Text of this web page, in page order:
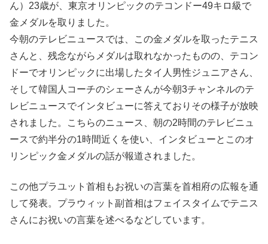
ん）23歳が、東京オリンピックのテコンドー49キロ級で
金メダルを取りました。
今朝のテレビニュースでは、この金メダルを取ったテニス
さんと、残念ながらメダルは取れなかったものの、テコン
ドーでオリンピックに出場したタイ人男性ジュニアさん、
そして韓国人コーチのシェーさんが今朝3チャンネルのテ
レビニュースでインタビューに答えておりその様子が放映
されました。こちらのニュース、朝の2時間のテレビニュ
ースで約半分の1時間近くを使い、インタビューとこのオ
リンピック金メダルの話が報道されました。
この他プラユット首相もお祝いの言葉を首相府の広報を通
して発表。プラウィット副首相はフェイスタイムでテニス
さんにお祝いの言葉を述べるなどしています。